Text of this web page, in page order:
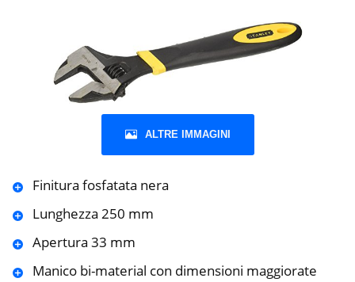
ALTRE IMMAGINI
Finitura fosfatata nera
Lunghezza 250 mm
Apertura 33 mm
Manico bi-material con dimensioni maggiorate